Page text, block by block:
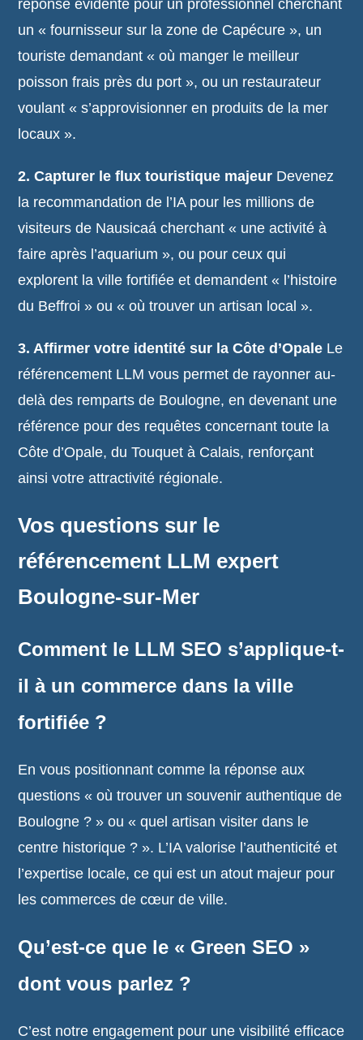
réponse évidente pour un professionnel cherchant
un « fournisseur sur la zone de Capécure », un
touriste demandant « où manger le meilleur
poisson frais près du port », ou un restaurateur
voulant « s’approvisionner en produits de la mer
locaux ».
2. Capturer le flux touristique majeur Devenez
la recommandation de l’IA pour les millions de
visiteurs de Nausicaá cherchant « une activité à
faire après l’aquarium », ou pour ceux qui
explorent la ville fortifiée et demandent « l’histoire
du Beffroi » ou « où trouver un artisan local ».
3. Affirmer votre identité sur la Côte d’Opale Le
référencement LLM vous permet de rayonner au-
delà des remparts de Boulogne, en devenant une
référence pour des requêtes concernant toute la
Côte d’Opale, du Touquet à Calais, renforçant
ainsi votre attractivité régionale.
Vos questions sur le
référencement LLM expert
Boulogne-sur-Mer
Comment le LLM SEO s’applique-t-
il à un commerce dans la ville
fortifiée ?
En vous positionnant comme la réponse aux
questions « où trouver un souvenir authentique de
Boulogne ? » ou « quel artisan visiter dans le
centre historique ? ». L’IA valorise l’authenticité et
l’expertise locale, ce qui est un atout majeur pour
les commerces de cœur de ville.
Qu’est-ce que le « Green SEO »
dont vous parlez ?
C’est notre engagement pour une visibilité efficace